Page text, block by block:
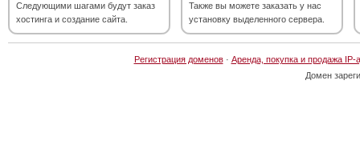
Следующими шагами будут заказ
хостинга и создание сайта.
Также вы можете заказать у нас
установку выделенного сервера.
Регистрация доменов· Аренда, покупка и продажа IP-
Домен